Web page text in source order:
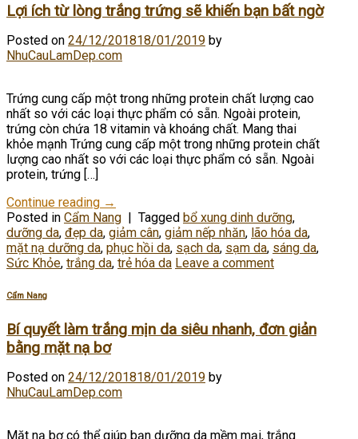
Lợi ích từ lòng trắng trứng sẽ khiến bạn bất ngờ
Posted on 24/12/201818/01/2019 by
NhuCauLamDep.com
Trứng cung cấp một trong những protein chất lượng cao
nhất so với các loại thực phẩm có sẵn. Ngoài protein,
trứng còn chứa 18 vitamin và khoáng chất. Mang thai
khỏe mạnh Trứng cung cấp một trong những protein chất
lượng cao nhất so với các loại thực phẩm có sẵn. Ngoài
protein, trứng […]
Continue reading →
Posted in Cẩm Nang | Tagged bổ xung dinh dưỡng,
dưỡng da, đẹp da, giảm cân, giảm nếp nhăn, lão hóa da,
mặt nạ dưỡng da, phục hồi da, sạch da, sạm da, sáng da,
Sức Khỏe, trắng da, trẻ hóa da Leave a comment
Cẩm Nang
Bí quyết làm trắng mịn da siêu nhanh, đơn giản
bằng mặt nạ bơ
Posted on 24/12/201818/01/2019 by
NhuCauLamDep.com
Mặt nạ bơ có thể giúp bạn dưỡng da mềm mại, trắng